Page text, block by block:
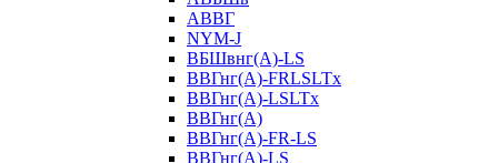
АВВГ
NYM-J
ВБШвнг(А)-LS
ВВГнг(A)-FRLSLTx
ВВГнг(A)-LSLTx
ВВГнг(А)
ВВГнг(А)-FR-LS
ВВГнг(А)-LS